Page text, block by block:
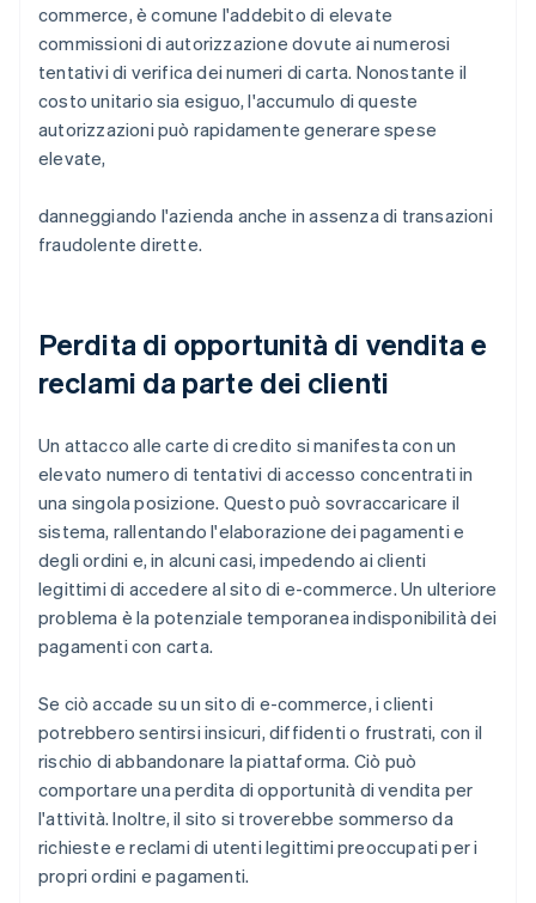
commerce, è comune l'addebito di elevate
commissioni di autorizzazione dovute ai numerosi
tentativi di verifica dei numeri di carta. Nonostante il
costo unitario sia esiguo, l'accumulo di queste
autorizzazioni può rapidamente generare spese
elevate,
danneggiando l'azienda anche in assenza di transazioni
fraudolente dirette.
Perdita di opportunità di vendita e
reclami da parte dei clienti
Un attacco alle carte di credito si manifesta con un
elevato numero di tentativi di accesso concentrati in
una singola posizione. Questo può sovraccaricare il
sistema, rallentando l'elaborazione dei pagamenti e
degli ordini e, in alcuni casi, impedendo ai clienti
legittimi di accedere al sito di e-commerce. Un ulteriore
problema è la potenziale temporanea indisponibilità dei
pagamenti con carta.
Se ciò accade su un sito di e-commerce, i clienti
potrebbero sentirsi insicuri, diffidenti o frustrati, con il
rischio di abbandonare la piattaforma. Ciò può
comportare una perdita di opportunità di vendita per
l'attività. Inoltre, il sito si troverebbe sommerso da
richieste e reclami di utenti legittimi preoccupati per i
propri ordini e pagamenti.